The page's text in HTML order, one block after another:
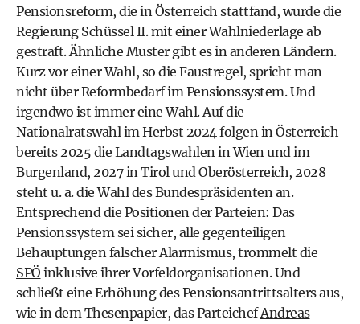
Pensionsreform, die in Österreich stattfand, wurde die
Regierung Schüssel II. mit einer Wahlniederlage ab
gestraft. Ähnliche Muster gibt es in anderen Ländern.
Kurz vor einer Wahl, so die Faustregel, spricht man
nicht über Reformbedarf im Pensionssystem. Und
irgendwo ist immer eine Wahl. Auf die
Nationalratswahl im Herbst 2024 folgen in Österreich
bereits 2025 die Landtagswahlen in Wien und im
Burgenland, 2027 in Tirol und Oberösterreich, 2028
steht u. a. die Wahl des Bundespräsidenten an.
Entsprechend die Positionen der Parteien: Das
Pensionssystem sei sicher, alle gegenteiligen
Behauptungen falscher Alarmismus, trommelt die
SPÖ inklusive ihrer Vorfeldorganisationen. Und
schließt eine Erhöhung des Pensionsantrittsalters aus,
wie in dem Thesenpapier, das ParteichefAndreas